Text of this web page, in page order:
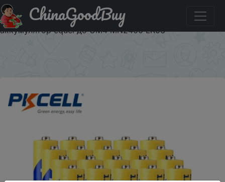
Акція на 20 шт. PKCELL 1,5 В AAA батарея 3A R03P UM4
цинк Карбон сверхмощный сухой и первичный
аккумулятор equel до UM4 MN2400 LR03
ChinaGoodBuy